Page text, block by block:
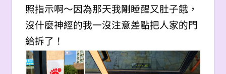
照指示啊～因為那天我剛睡醒又肚子餓，
沒什麼神經的我一沒注意差點把人家的門
給拆了！